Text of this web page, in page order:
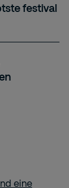
festival